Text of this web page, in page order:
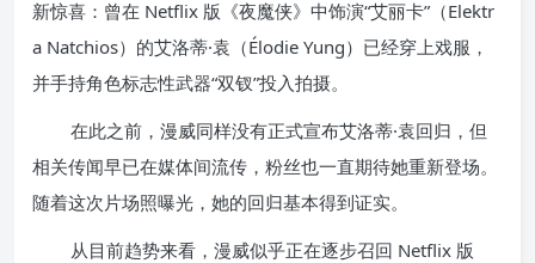
新惊喜：曾在 Netflix 版《夜魔侠》中饰演“艾丽卡”（Elektr
a Natchios）的艾洛蒂·袁（Élodie Yung）已经穿上戏服，
并手持角色标志性武器“双钗”投入拍摄。
在此之前，漫威同样没有正式宣布艾洛蒂·袁回归，但
相关传闻早已在媒体间流传，粉丝也一直期待她重新登场。
随着这次片场照曝光，她的回归基本得到证实。
从目前趋势来看，漫威似乎正在逐步召回 Netflix 版